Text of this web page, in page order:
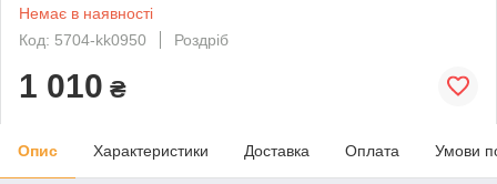
Немає в наявності
Код: 5704-kk0950
Роздріб
1 010 ₴
Опис Характеристики Доставка Оплата Умови